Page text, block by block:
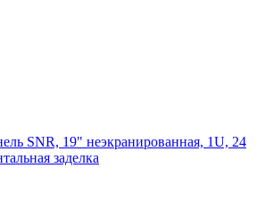
SNR, 19" неэкранированная, 1U, 24
заделка